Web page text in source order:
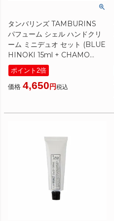
タンバリンズ TAMBURINS
パフューム シェル ハンドクリ
ーム ミニデュオ セット (BLUE
HINOKI 15ml + CHAMO
15ml)
[ ハンドクリーム ] プレゼント
ギフト ブルーヒノキ カモ クリ
ポイント2倍
価格 4,650 税込